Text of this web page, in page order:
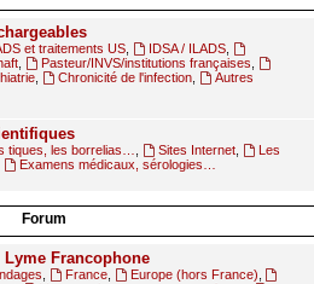
et traitements US, IDSA / ILADS,
Pasteur/INVS/institutions françaises
, Chronicité de l'infection,
Autres
tiques, les borrelias… Sites Internet,
Les
Examens médicaux, sérologies…
Forum
Francophone
France, Europe (hors France)